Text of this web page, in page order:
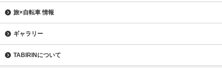
旅×自転車 情報
ギャラリー
TABIRINについて